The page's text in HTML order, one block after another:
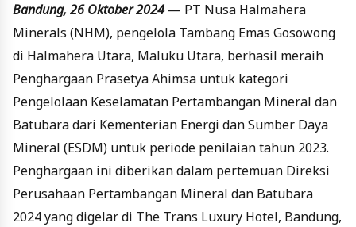
Bandung, 26 Oktober 2024 — PT Nusa Halmahera
Minerals (NHM), pengelola Tambang Emas Gosowong
di Halmahera Utara, Maluku Utara, berhasil meraih
Penghargaan Prasetya Ahimsa untuk kategori
Pengelolaan Keselamatan Pertambangan Mineral dan
Batubara dari Kementerian Energi dan Sumber Daya
Mineral (ESDM) untuk periode penilaian tahun 2023.
Penghargaan ini diberikan dalam pertemuan Direksi
Perusahaan Pertambangan Mineral dan Batubara
2024 yang digelar di The Trans Luxury Hotel, Bandung,